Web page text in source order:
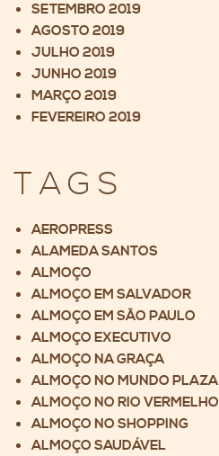
SETEMBRO 2019
AGOSTO 2019
JULHO 2019
JUNHO 2019
MARÇO 2019
FEVEREIRO 2019
TAGS
AEROPRESS
ALAMEDA SANTOS
ALMOÇO
ALMOÇO EM SALVADOR
ALMOÇO EM SÃO PAULO
ALMOÇO EXECUTIVO
ALMOÇO NA GRAÇA
ALMOÇO NO MUNDO PLAZA
ALMOÇO NO RIO VERMELHO
ALMOÇO NO SHOPPING
ALMOÇO SAUDÁVEL